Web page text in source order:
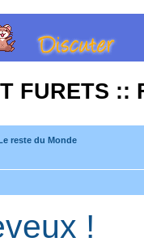
FURETS ::
reste du Monde
!